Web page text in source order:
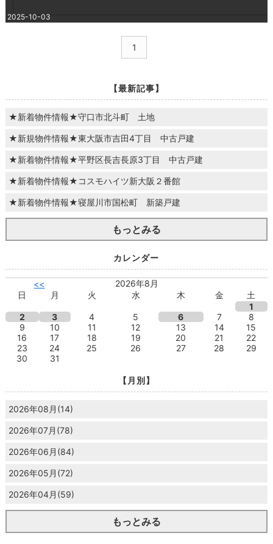
2025-10-03
1
【最新記事】
★新着物件情報★守口市北斗町 土地
★新規物件情報★東大阪市吉田4丁目 中古戸建
★新着物件情報★平野区長吉長原3丁目 中古戸建
★新着物件情報★コスモハイツ新大阪２番館
★新着物件情報★寝屋川市国松町 新築戸建
もっとみる
カレンダー
<<
2026年8月
日
月 火 水 木 金
土
1
2
3 4 5 6 7
8
9
10 11 12 13 14
15
16
17 18 19 20 21
22
23
24 25 26 27 28
29
30
31
【月別】
2026年08月(14)
2026年07月(78)
2026年06月(84)
2026年05月(72)
2026年04月(59)
もっとみる